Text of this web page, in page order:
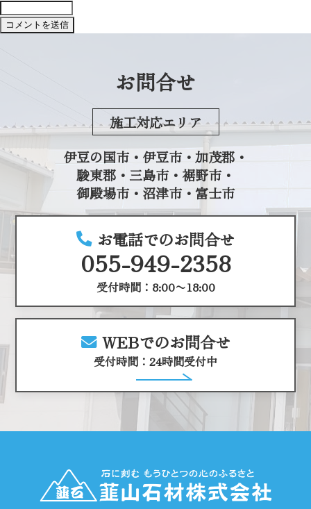
お問合せ
施工対応エリア
伊豆の国市・伊豆市・加茂郡・
駿東郡・三島市・裾野市・
御殿場市・沼津市・富士市
お電話でのお問合せ
055-949-2358
受付時間：8:00〜18:00
WEBでのお問合せ
受付時間：24時間受付中